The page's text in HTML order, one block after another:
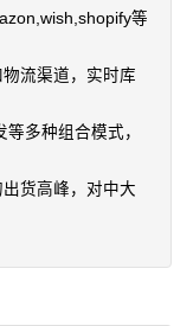
等
流渠道，实时库
多种组合模式，
货高峰，对中大